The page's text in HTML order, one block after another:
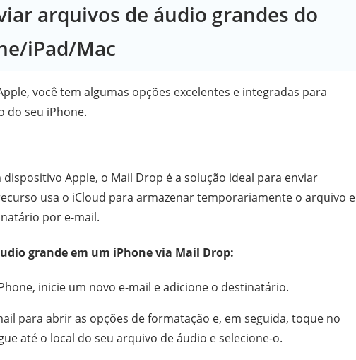
arquivos de áudio grandes do
iPad/Mac
você tem algumas opções excelentes e integradas para
do seu iPhone.
Apple, o Mail Drop é a solução ideal para enviar
usa o iCloud para armazenar temporariamente o arquivo e
por e-mail.
grande em um iPhone via Mail Drop:
inicie um novo e-mail e adicione o destinatário.
para abrir as opções de formatação e, em seguida, toque no
até o local do seu arquivo de áudio e selecione-o.